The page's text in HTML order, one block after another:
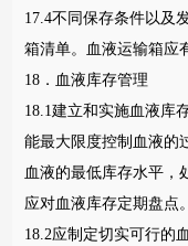
17.4不同保存条件以及
箱清单。血液运输箱应
18．血液库存管理
18.1建立和实施血液库
能最大限度控制血液的
血液的最低库存水平，
应对血液库存定期盘点。
18.2应制定切实可行的